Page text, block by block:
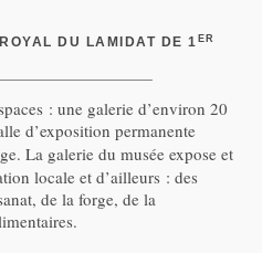
DU LAMIDAT DE 1 ER
: une galerie d’environ 20
d’exposition permanente
La galerie du musée expose et
locale et d’ailleurs : des
de la forge, de la